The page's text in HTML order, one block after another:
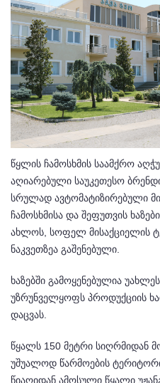
წყლის ჩამოსხმის საამქრო
აღიარებული საუკეთესო
სრულად ავტომატიზირებული
ჩამოსხმისა და შეფუთვის
ახლოს, სოფელ მისაქციელის
ნაკვეთზეა გაშენებული.
ხაზებში გამოყენებულია
უზრუნველყოფს პროდუქციის
დაცვას.
წყალს 150 მეტრი სიღრმიდან
უშუალოდ წარმოების
წიაღიდან ამოსული წყალი